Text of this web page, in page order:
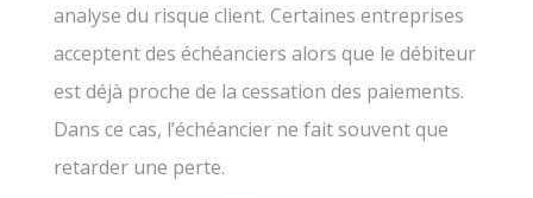
analyse du risque client. Certaines entreprises
acceptent des échéanciers alors que le débiteur
est déjà proche de la cessation des paiements.
Dans ce cas, l’échéancier ne fait souvent que
retarder une perte.